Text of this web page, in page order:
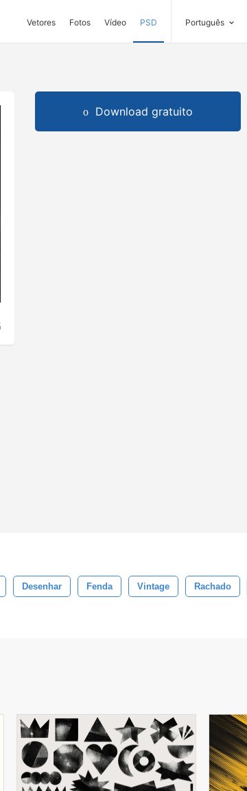
Vetores Fotos Vídeo PSD Português
Download gratuito
Desenhar Fenda Vintage Rachado